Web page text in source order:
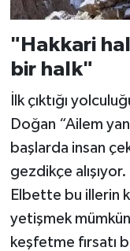
"Hakkari
bir halk"
İlk çıktığı
Doğan “Ailem
başlarda insan
gezdikçe
Elbette bu illerin
yetişmek
keşfetme fırsatı